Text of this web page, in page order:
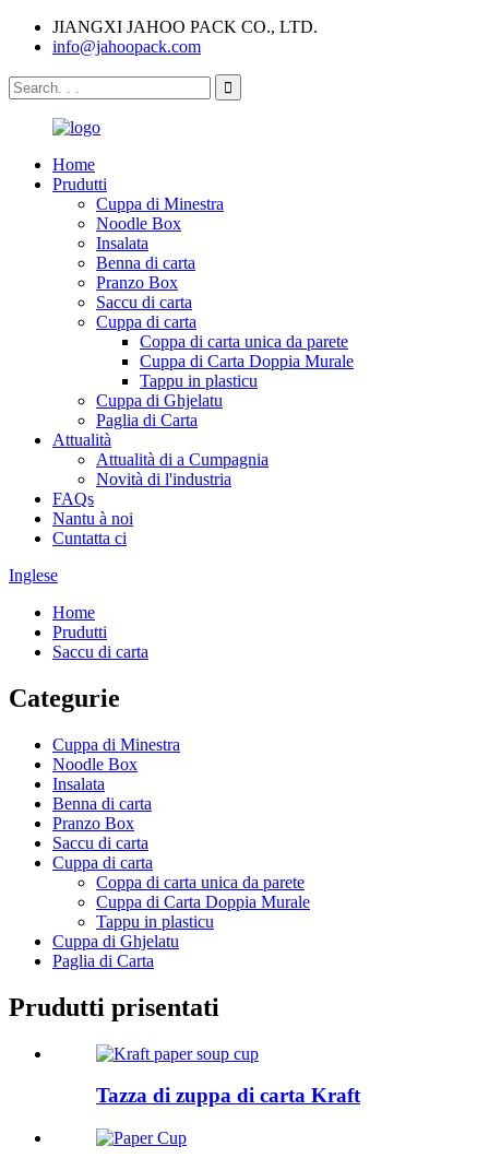
JIANGXI JAHOO PACK CO., LTD.
info@jahoopack.com
Home
Prudutti
Cuppa di Minestra
Noodle Box
Insalata
Benna di carta
Pranzo Box
Saccu di carta
Cuppa di carta
Coppa di carta unica da parete
Cuppa di Carta Doppia Murale
Tappu in plasticu
Cuppa di Ghjelatu
Paglia di Carta
Attualità
Attualità di a Cumpagnia
Novità di l'industria
FAQs
Nantu à noi
Cuntatta ci
Inglese
Home
Prudutti
Saccu di carta
Categurie
Cuppa di Minestra
Noodle Box
Insalata
Benna di carta
Pranzo Box
Saccu di carta
Cuppa di carta
Coppa di carta unica da parete
Cuppa di Carta Doppia Murale
Tappu in plasticu
Cuppa di Ghjelatu
Paglia di Carta
Prudutti prisentati
Tazza di zuppa di carta Kraft